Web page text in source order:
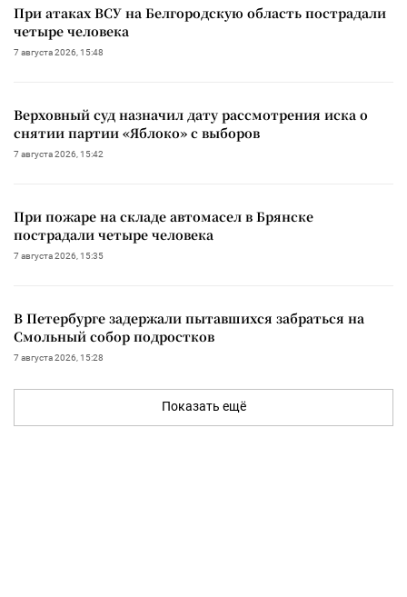
При атаках ВСУ на Белгородскую область пострадали
четыре человека
7 августа 2026, 15:48
Верховный суд назначил дату рассмотрения иска о
снятии партии «Яблоко» с выборов
7 августа 2026, 15:42
При пожаре на складе автомасел в Брянске
пострадали четыре человека
7 августа 2026, 15:35
В Петербурге задержали пытавшихся забраться на
Смольный собор подростков
7 августа 2026, 15:28
Показать ещё